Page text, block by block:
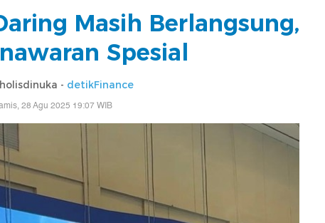
Masih Berlangsung,
Spesial
- detikFinance
28 Agu 2025 19:07 WIB